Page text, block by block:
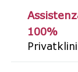
100%